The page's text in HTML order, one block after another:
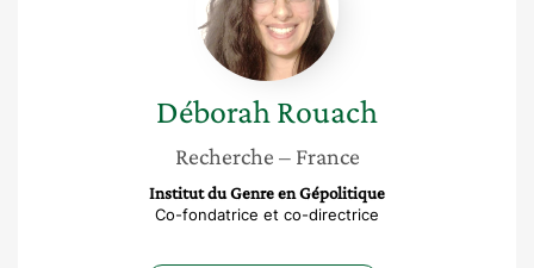
Déborah Rouach
Recherche – France
Institut du Genre en Gépolitique
Co-fondatrice et co-directrice